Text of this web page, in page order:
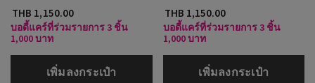
THB 1,150.00
บอดี้แคร์ที่ร่วมรายการ 3 ชิ้น
1,000 บาท
เพิ่มลงกระเป๋า
THB 1,150.00
บอดี้แคร์ที่ร่วมรายการ 3 ชิ้น
1,000 บาท
เพิ่มลงกระเป๋า